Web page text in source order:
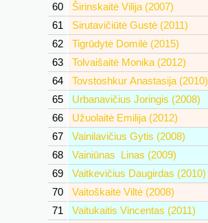
60
Širinskaitė Vilija (2007)
61
Sirutavičiūtė Gustė (2011)
62
Tigrūdytė Domilė (2015)
63
Tolvaišaitė Monika (2012)
64
Tovstoshkur Anastasija (2010)
65
Urbanavičius Joringis (2008)
66
Užuolaitė Emilija (2012)
67
Vainilavičius Gytis (2008)
68
Vainiūnas Linas (2009)
69
Vaitkevičius Daugirdas (2010)
70
Vaitoškaitė Viltė (2008)
71
Vaitukaitis Vincentas (2011)